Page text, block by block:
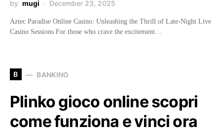
by mugi December 23, 2025
Aztec Paradise Online Casino: Unleashing the Thrill of Late-Night Live
Casino Sessions For those who crave the excitement…
B BANKING
Plinko gioco online scopri
come funziona e vinci ora